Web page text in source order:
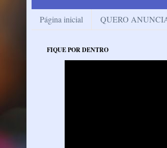
Página inicial QUERO
FIQUE POR DENTRO